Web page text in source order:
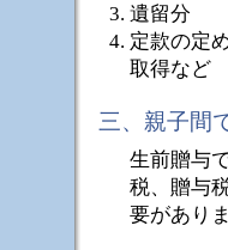
遺留分
定款の定
取得など
三、親子
生前贈与
税、贈与
要があり